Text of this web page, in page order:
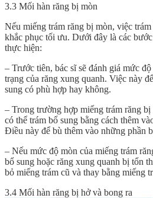
3.3 Mối hàn răng bị mòn
Nếu miếng trám răng bị mòn, việc
khắc phục tối ưu. Dưới đây là các
thực hiện:
– Trước tiên, bác sĩ sẽ đánh giá mức
trạng của răng xung quanh. Việc này
sung có phù hợp hay không.
– Trong trường hợp miếng trám răng
có thể trám bổ sung bằng cách thêm
Điều này để bù thêm vào những phần
– Nếu mức độ mòn của miếng trám
bổ sung hoặc răng xung quanh bị tổn
bỏ miếng trám cũ và thay bằng miếng
3.4 Mối hàn răng bị hở và bong ra